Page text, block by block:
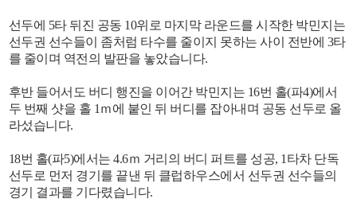
선두에 5타 뒤진 공동 10위로 마지막 라운드를 시작한 박민지는
선두권 선수들이 좀처럼 타수를 줄이지 못하는 사이 전반에 3타
를 줄이며 역전의 발판을 놓았습니다.
후반 들어서도 버디 행진을 이어간 박민지는 16번 홀(파4)에서
두 번째 샷을 홀 1ｍ에 붙인 뒤 버디를 잡아내며 공동 선두로 올
라섰습니다.
18번 홀(파5)에서는 4.6ｍ 거리의 버디 퍼트를 성공, 1타차 단독
선두로 먼저 경기를 끝낸 뒤 클럽하우스에서 선두권 선수들의
경기 결과를 기다렸습니다.